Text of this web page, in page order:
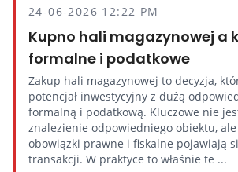
24-06-2026 12:22 PM
Kupno hali magazynowej a
formalne i podatkowe
Zakup hali magazynowej to decyzja,
potencjał inwestycyjny z dużą
formalną i podatkową. Kluczowe nie
znalezienie odpowiedniego obiektu,
obowiązki prawne i fiskalne pojawiają
transakcji. W praktyce to właśnie te ...